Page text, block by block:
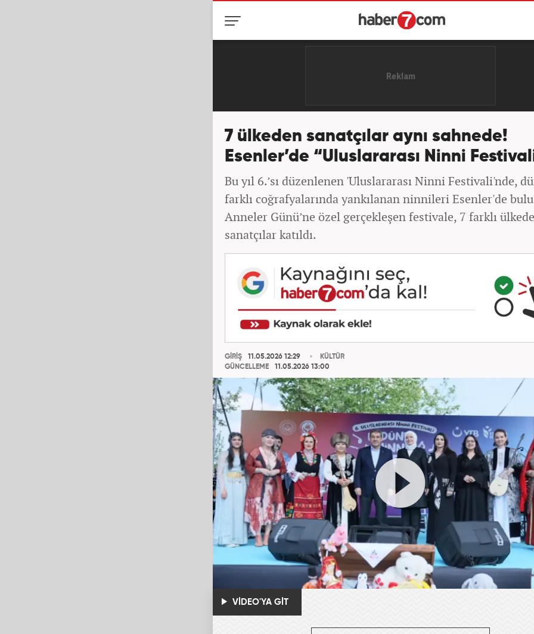
7 ülkeden sanatçılar aynı sahnede!
Esenler’de “Uluslararası Ninni
Bu yıl 6.’sı düzenlenen 'Uluslararası Ninni Festivali'nde,
farklı coğrafyalarında yankılanan ninnileri Esenler'de
Anneler Günü’ne özel gerçekleşen festivale, 7 farklı
sanatçılar katıldı.
GİRİŞ
11.05.2026 12:29
GÜNCELLEME
11.05.2026 13:00
KÜLTÜR
VİDEO'YA GİT